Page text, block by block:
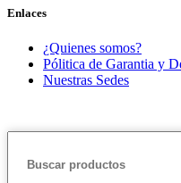
Enlaces
¿Quienes somos?
Pólitica de Garantia y
Nuestras Sedes